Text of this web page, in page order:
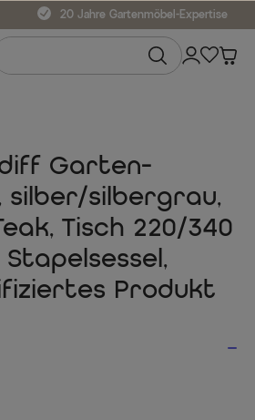
20 Jahre Gartenmöbel-Expertise
Garten-
silber/silbergrau,
Tisch 220/340
Stapelsessel,
Produkt